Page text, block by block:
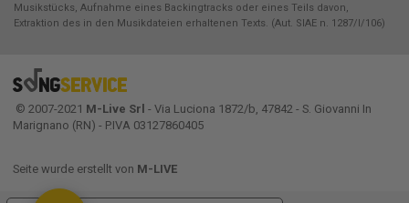
Musikstücks, Aufnahme eines Backingtracks oder eines Teils davon,
Extraktion des in den Musikdateien erhaltenen Texts. (Aut. SIAE n. 1287/I/106)
© 2007-2021 M-Live Srl - Via Luciona 1872/b, 47842 - S. Giovanni In
Marignano (RN) - P.IVA 03127860405
Seite wurde erstellt von M-LIVE